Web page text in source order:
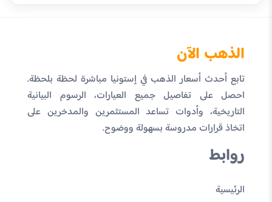
الذهب الآن
تابع أحدث أسعار الذهب في إستونيا مباشرة لحظة بلحظة.
احصل على تفاصيل جميع العيارات، الرسوم البيانية
التاريخية، وأدوات تساعد المستثمرين والمدخرين على
اتخاذ قرارات مدروسة بسهولة ووضوح.
روابط
الرئيسية